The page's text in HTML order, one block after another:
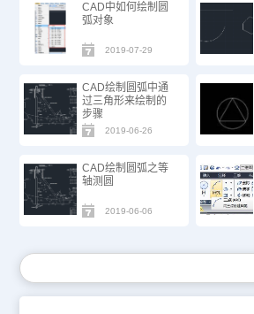
CAD中如何绘制圆
弧对象
2019-07-29
CAD绘制圆弧中通
过三角形来绘制的
步骤
2019-06-26
CAD绘制圆弧之等
轴测圆
2019-06-06